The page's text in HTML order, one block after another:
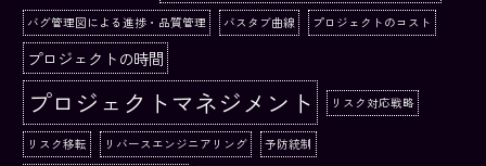
バグ管理図による進捗・品質管理 バスタブ曲線 プロジェクトのコスト
プロジェクトの時間
プロジェクトマネジメント リスク対応戦略
リスク移転 リバースエンジニアリング 予防統制